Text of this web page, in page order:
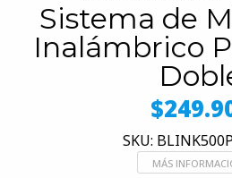
Sistema de
Inalámbrico
SKU:
MÁS